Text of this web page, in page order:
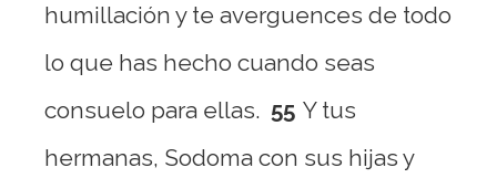
humillación y te averguences de todo
lo que has hecho cuando seas
consuelo para ellas. 55 Y tus
hermanas, Sodoma con sus hijas y